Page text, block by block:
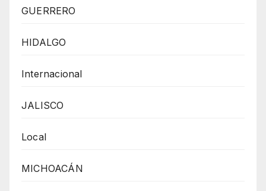
GUERRERO
HIDALGO
Internacional
JALISCO
Local
MICHOACÁN